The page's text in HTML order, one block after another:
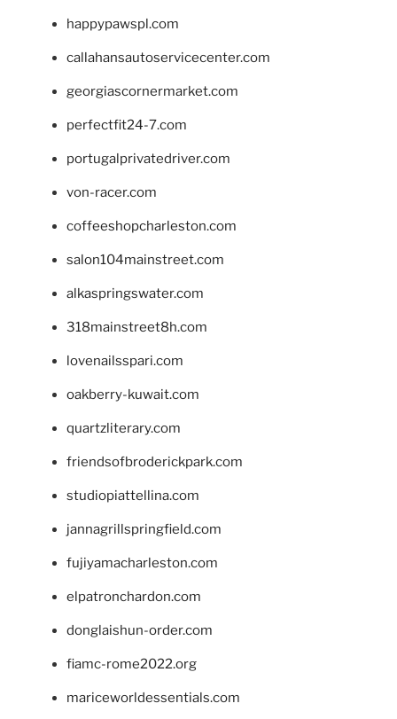
happypawspl.com
callahansautoservicecenter.com
georgiascornermarket.com
perfectfit24-7.com
portugalprivatedriver.com
von-racer.com
coffeeshopcharleston.com
salon104mainstreet.com
alkaspringswater.com
318mainstreet8h.com
lovenailsspari.com
oakberry-kuwait.com
quartzliterary.com
friendsofbroderickpark.com
studiopiattellina.com
jannagrillspringfield.com
fujiyamacharleston.com
elpatronchardon.com
donglaishun-order.com
fiamc-rome2022.org
mariceworldessentials.com